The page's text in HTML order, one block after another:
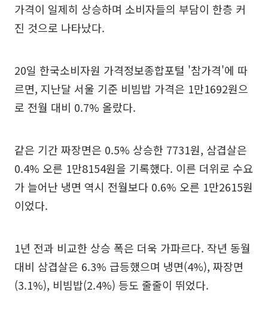
가격이 일제히 상승하며 소비자들의 부담이 한층 커
진 것으로 나타났다.
20일 한국소비자원 가격정보종합포털 '참가격'에 따
르면, 지난달 서울 기준 비빔밥 가격은 1만1692원으
로 전월 대비 0.7% 올랐다.
같은 기간 짜장면은 0.5% 상승한 7731원, 삼겹살은
0.4% 오른 1만8154원을 기록했다. 이른 더위로 수요
가 늘어난 냉면 역시 전월보다 0.6% 오른 1만2615원
이었다.
1년 전과 비교한 상승 폭은 더욱 가파르다. 작년 동월
대비 삼겹살은 6.3% 급등했으며 냉면(4%), 짜장면
(3.1%), 비빔밥(2.4%) 등도 줄줄이 뛰었다.